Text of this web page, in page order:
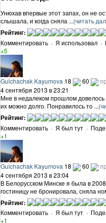
Унюхав впервые этот запах, он не
слышала, и когда сняла ...(читать
Рейтинг:
Комментировать · Я использовал ·
+5
Gulchachak Kayumova 18 60
4 сентября 2013 в 23:21
Мне в недалеком прошлом довелось
их можно долго. Понравилось то ...
Рейтинг:
Комментировать · Я был тут ·
+1
Gulchachak Kayumova 18 60
4 сентября 2013 в 23:04
В Белорусском Минске я была в
гостиницу не бронировала, сняла
Рейтинг:
Комментировать · Я был тут ·
+1